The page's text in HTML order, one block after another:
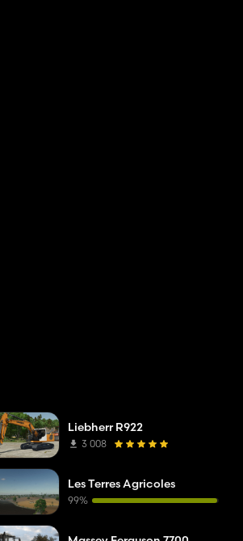
Liebherr R922
3 008
Les Terres Agricoles
99%